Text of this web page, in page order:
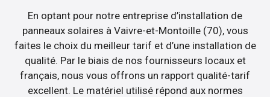
En optant pour notre entreprise d’installation de
panneaux solaires à Vaivre-et-Montoille (70), vous
faites le choix du meilleur tarif et d’une installation de
qualité. Par le biais de nos fournisseurs locaux et
français, nous vous offrons un rapport qualité-tarif
excellent. Le matériel utilisé répond aux normes